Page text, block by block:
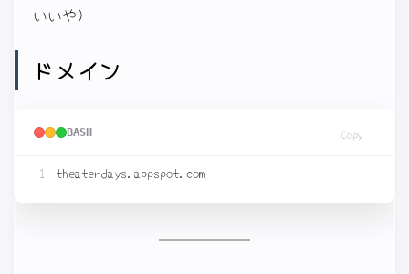
いいや)
ドメイン
BASH Copy